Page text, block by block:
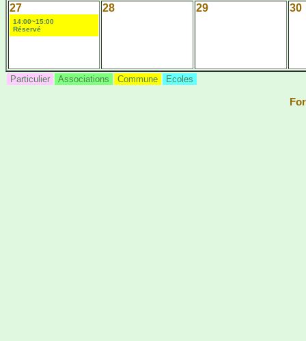
27
14:00~15:00
Réservé
28 29 30
Particulier Associations Commune Ecoles